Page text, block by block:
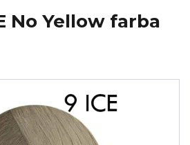
No Yellow farba